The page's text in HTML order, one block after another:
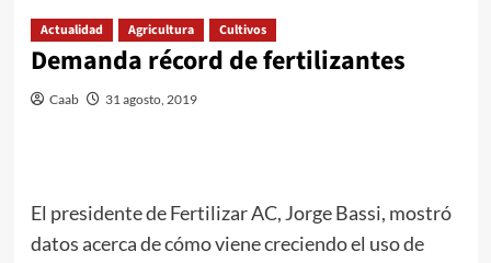
Actualidad Agricultura Cultivos
Demanda récord de fertilizantes
Caab 31 agosto, 2019
El presidente de Fertilizar AC, Jorge Bassi, mostró
datos acerca de cómo viene creciendo el uso de